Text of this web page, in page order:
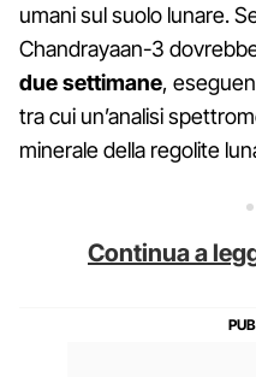
umani sul suolo lunare.
Chandrayaan-3
due settimane,
tra cui un’analisi
minerale della regolite
Continua a